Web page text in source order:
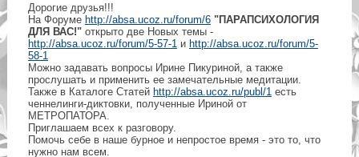
Дорогие друзья!!!
На Форуме http://absa.ucoz.ru/forum/6 "ПАРАПСИХОЛОГИЯ
ДЛЯ ВАС!"открыто две Новых темы -
http://absa.ucoz.ru/forum/5-57-1 и http://absa.ucoz.ru/forum/5-
58-1
Можно задавать вопросы Ирине Пикуриной, а также
прослушать и применить ее замечательные медитации.
Также в Каталоге Статей http://absa.ucoz.ru/publ/1 есть
ченнелинги-диктовки, полученные Ириной от
МЕТРОПАТОРА.
Приглашаем всех к разговору.
Помочь себе в наше бурное и непростое время - это то, что
нужно нам всем.